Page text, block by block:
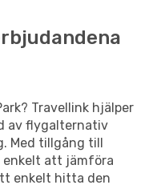
Travellink hjälper
av flygalternativ
Med tillgång till
enkelt att jämföra
enkelt hitta den